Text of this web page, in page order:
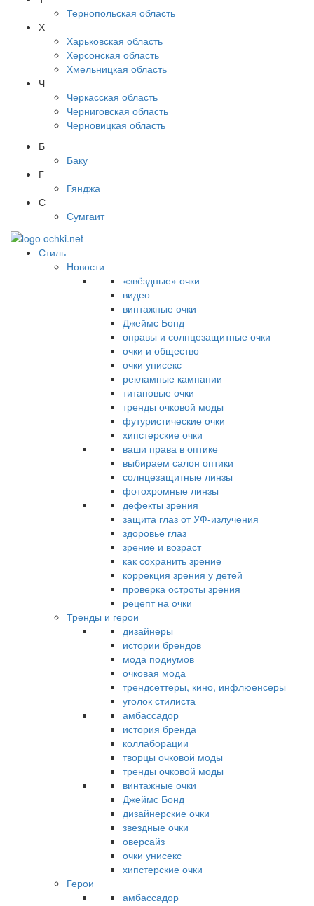
Тернопольская область
Х
Харьковская область
Херсонская область
Хмельницкая область
Ч
Черкасская область
Черниговская область
Черновицкая область
Б
Баку
Г
Гянджа
С
Сумгаит
Стиль
Новости
«звёздные» очки
видео
винтажные очки
Джеймс Бонд
оправы и солнцезащитные очки
очки и общество
очки унисекс
рекламные кампании
титановые очки
тренды очковой моды
футуристические очки
хипстерские очки
ваши права в оптике
выбираем салон оптики
солнцезащитные линзы
фотохромные линзы
дефекты зрения
защита глаз от УФ-излучения
здоровье глаз
зрение и возраст
как сохранить зрение
коррекция зрения у детей
проверка остроты зрения
рецепт на очки
Тренды и герои
дизайнеры
истории брендов
мода подиумов
очковая мода
трендсеттеры, кино, инфлюенсеры
уголок стилиста
амбассадор
история бренда
коллаборации
творцы очковой моды
тренды очковой моды
винтажные очки
Джеймс Бонд
дизайнерские очки
звездные очки
оверсайз
очки унисекс
хипстерские очки
Герои
амбассадор